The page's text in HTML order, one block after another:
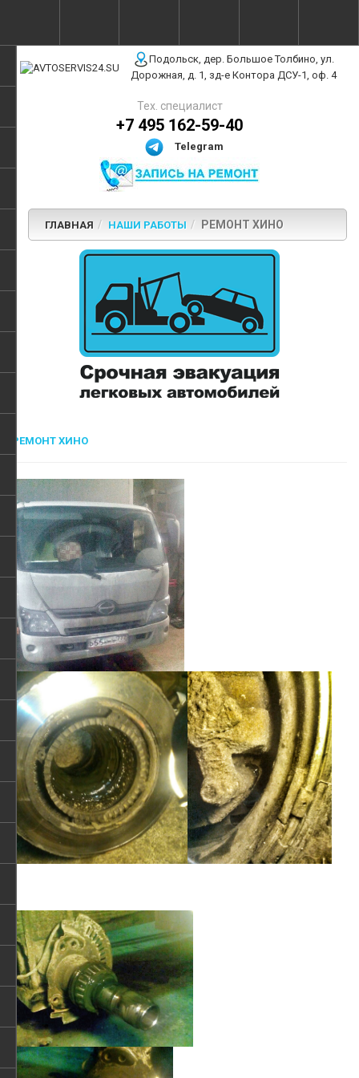
Подольск, дер. Большое Толбино, ул.
Дорожная, д. 1, зд-е Контора ДСУ-1, оф. 4
Тех. специалист
+7 495 162-59-40
Telegram
ГЛАВНАЯ НАШИ РАБОТЫ РЕМОНТ ХИНО
РЕМОНТ ХИНО